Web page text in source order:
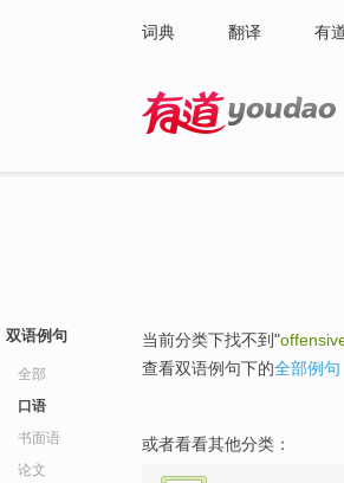
词典 翻译 有
双语例句
全部
口语
书面语
论文
当前分类下找不到"
查看双语例句下的全部例句
或者看看其他分类：